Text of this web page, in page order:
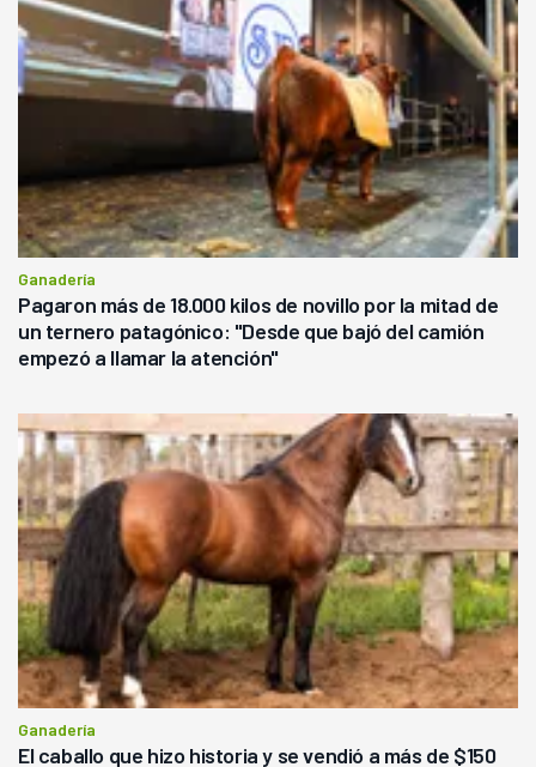
Ganadería
Pagaron más de 18.000 kilos de novillo por la mitad de
un ternero patagónico: "Desde que bajó del camión
empezó a llamar la atención"
Ganadería
El caballo que hizo historia y se vendió a más de $150